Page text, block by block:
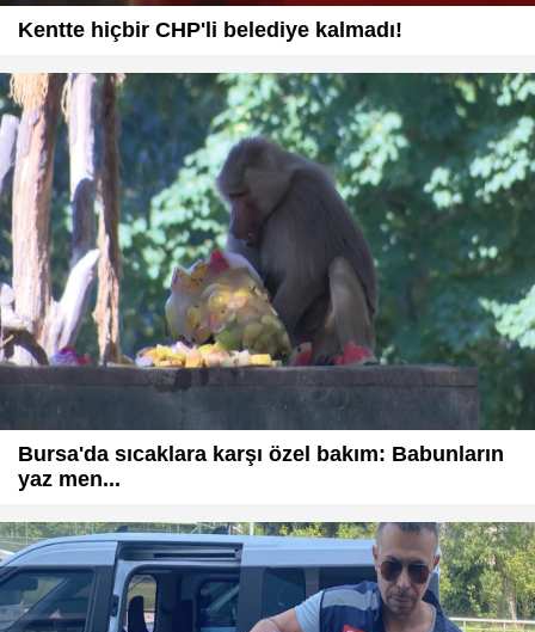
Kentte hiçbir CHP'li belediye kalmadı!
Bursa'da sıcaklara karşı özel bakım: Babunların
yaz men...